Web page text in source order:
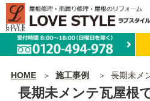
HOME 施工事例 長期未メンテ
長期未メンテ瓦屋根